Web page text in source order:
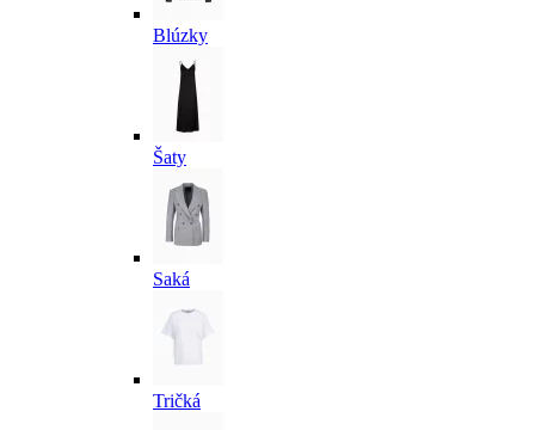
Blúzky
Šaty
Saká
Tričká